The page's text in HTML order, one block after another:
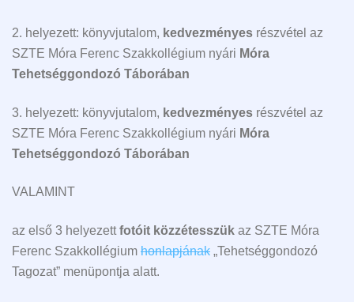
2. helyezett: könyvjutalom, kedvezményes részvétel az
SZTE Móra Ferenc Szakkollégium nyári Móra
Tehetséggondozó Táborában
3. helyezett: könyvjutalom, kedvezményes részvétel az
SZTE Móra Ferenc Szakkollégium nyári Móra
Tehetséggondozó Táborában
VALAMINT
az első 3 helyezettfotóit közzétesszük az SZTE Móra
Ferenc Szakkollégium honlapjának „Tehetséggondozó
Tagozat” menüpontja alatt.